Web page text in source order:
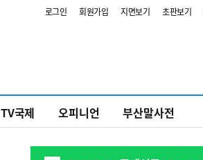
로그인 회원가입 지면보기 초판보기
TV국제 오피니언 부산말사전